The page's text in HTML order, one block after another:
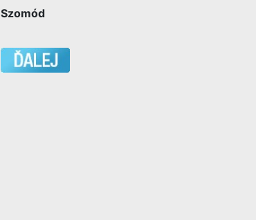
Szomód